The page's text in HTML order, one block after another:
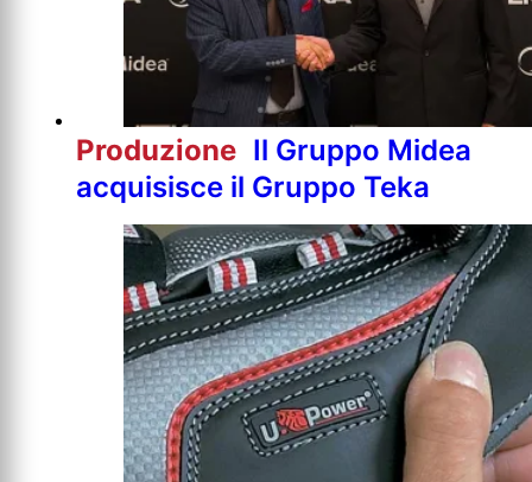
Produzione Il Gruppo Midea
acquisisce il Gruppo Teka